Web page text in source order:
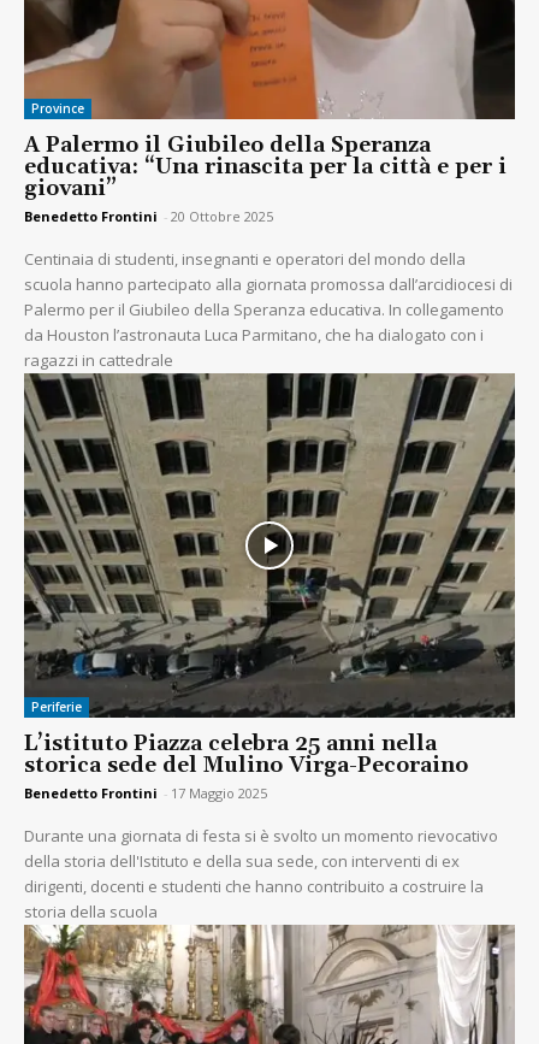
Province
A Palermo il Giubileo della Speranza
educativa: “Una rinascita per la città e per i
giovani”
Benedetto Frontini - 20 Ottobre 2025
Centinaia di studenti, insegnanti e operatori del mondo della
scuola hanno partecipato alla giornata promossa dall’arcidiocesi di
Palermo per il Giubileo della Speranza educativa. In collegamento
da Houston l’astronauta Luca Parmitano, che ha dialogato con i
ragazzi in cattedrale
Periferie
L’istituto Piazza celebra 25 anni nella
storica sede del Mulino Virga-Pecoraino
Benedetto Frontini - 17 Maggio 2025
Durante una giornata di festa si è svolto un momento rievocativo
della storia dell'Istituto e della sua sede, con interventi di ex
dirigenti, docenti e studenti che hanno contribuito a costruire la
storia della scuola